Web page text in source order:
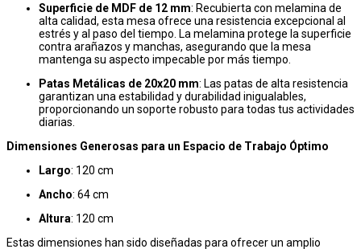
Superficie de MDF de 12 mm: Recubierta con melamina de
alta calidad, esta mesa ofrece una resistencia excepcional al
estrés y al paso del tiempo. La melamina protege la superficie
contra arañazos y manchas, asegurando que la mesa
mantenga su aspecto impecable por más tiempo.
Patas Metálicas de 20x20 mm: Las patas de alta resistencia
garantizan una estabilidad y durabilidad inigualables,
proporcionando un soporte robusto para todas tus actividades
diarias.
Dimensiones Generosas para un Espacio de Trabajo Óptimo
Largo: 120 cm
Ancho: 64 cm
Altura: 120 cm
Estas dimensiones han sido diseñadas para ofrecer un amplio